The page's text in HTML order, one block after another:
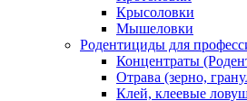
Крысоловки
Мышеловки
Родентициды для
Концентраты
Отрава (зерно,
Клей, клеевые